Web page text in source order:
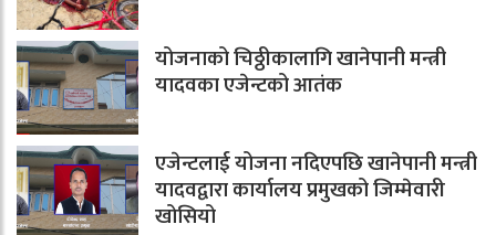
योजनाको चिठ्ठीकालागि खानेपानी मन्त्री
यादवका एजेन्टको आतंक
एजेन्टलाई योजना नदिएपछि खानेपानी मन्त्री
यादवद्वारा कार्यालय प्रमुखको जिम्मेवारी
खोसियो